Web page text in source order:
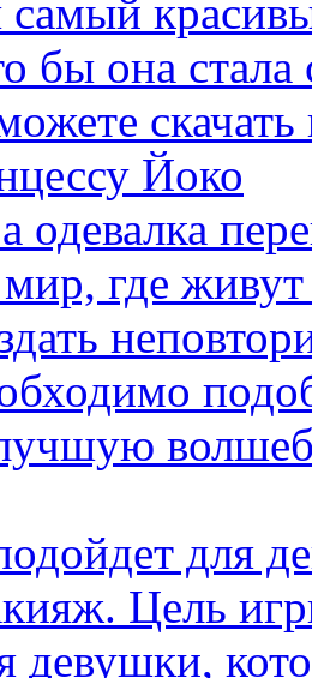
Йоко